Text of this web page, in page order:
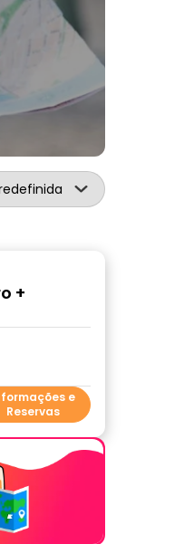
+
e
Reservas